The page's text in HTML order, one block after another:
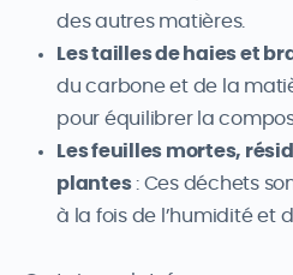
des autres matières.
Les tailles de haies et
du carbone et de la
pour équilibrer la
Les feuilles mortes,
plantes: Ces déchets
à la fois de l’humidité et